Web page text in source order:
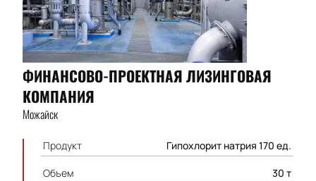
ФИНАНСОВО-ПРОЕКТНАЯ ЛИЗИНГОВАЯ
КОМПАНИЯ
Можайск
Продукт Гипохлорит натрия 170 ед.
Объем 30 т